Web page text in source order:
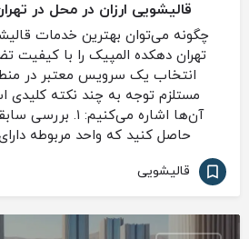
قالیشویی ارزان در محل در
چگونه می‌توان بهترین خدمات
تهران دهکده المپیک را با کیفیت
انتخاب یک سرویس معتبر در
مستلزم توجه به چند نکته کلیدی
آن‌ها اشاره می‌کنیم:
حاصل کنید که واحد مربوطه
قالیشویی